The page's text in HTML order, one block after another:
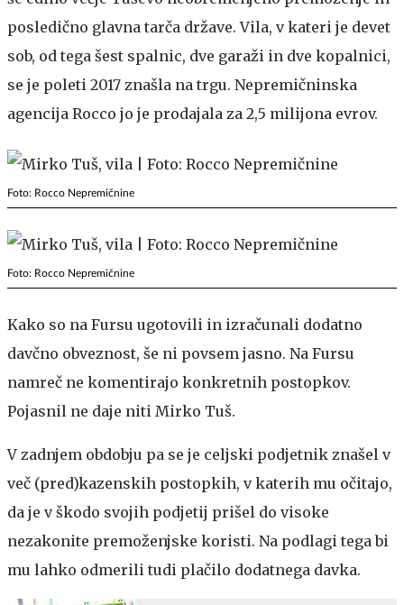
posledično glavna tarča države. Vila, v kateri je devet
sob, od tega šest spalnic, dve garaži in dve kopalnici,
se je poleti 2017 znašla na trgu. Nepremičninska
agencija Rocco jo je prodajala za 2,5 milijona evrov.
Foto: Rocco Nepremičnine
Foto: Rocco Nepremičnine
Kako so na Fursu ugotovili in izračunali dodatno
davčno obveznost, še ni povsem jasno. Na Fursu
namreč ne komentirajo konkretnih postopkov.
Pojasnil ne daje niti Mirko Tuš.
V zadnjem obdobju pa se je celjski podjetnik znašel v
več (pred)kazenskih postopkih, v katerih mu očitajo,
da je v škodo svojih podjetij prišel do visoke
nezakonite premoženjske koristi. Na podlagi tega bi
mu lahko odmerili tudi plačilo dodatnega davka.